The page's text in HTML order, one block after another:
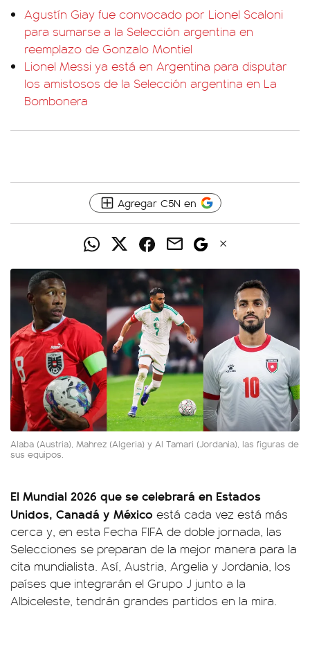
Agustín Giay fue convocado por Lionel Scaloni
para sumarse a la Selección argentina en
reemplazo de Gonzalo Montiel
Lionel Messi ya está en Argentina para disputar
los amistosos de la Selección argentina en La
Bombonera
Agregar C5N en
Alaba (Austria), Mahrez (Algeria) y Al Tamari (Jordania), las figuras de
sus equipos.
El Mundial 2026 que se celebrará en Estados
Unidos, Canadá y México está cada vez está más
cerca y, en esta Fecha FIFA de doble jornada, las
Selecciones se preparan de la mejor manera para la
cita mundialista. Así, Austria, Argelia y Jordania, los
países que integrarán el Grupo J junto a la
Albiceleste, tendrán grandes partidos en la mira.